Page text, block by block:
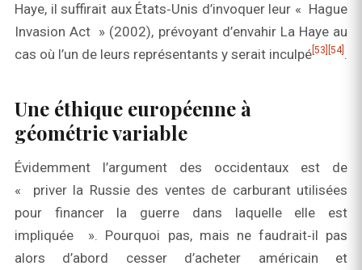
Haye, il suffirait aux États‑Unis d’invoquer leur « Hague
Invasion Act » (2002), prévoyant d’envahir La Haye au
cas où l’un de leurs représentants y serait inculpé [53] [54] .
Une éthique européenne à
géométrie variable
Évidemment l’argument des occidentaux est de
« priver la Russie des ventes de carburant utilisées
pour financer la guerre dans laquelle elle est
impliquée ». Pourquoi pas, mais ne faudrait‑il pas
alors d’abord cesser d’acheter américain et